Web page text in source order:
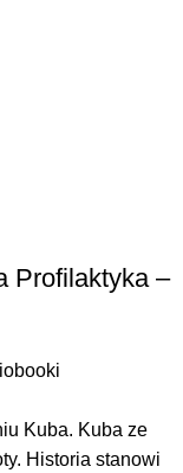
Profilaktyka –
Kuba. Kuba ze
Historia stanowi